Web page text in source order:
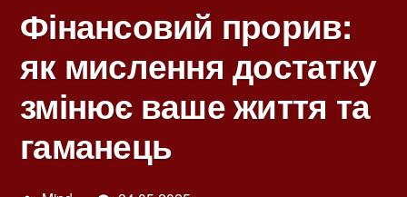
Фінансовий прорив:
як мислення достатку
змінює ваше життя та
гаманець